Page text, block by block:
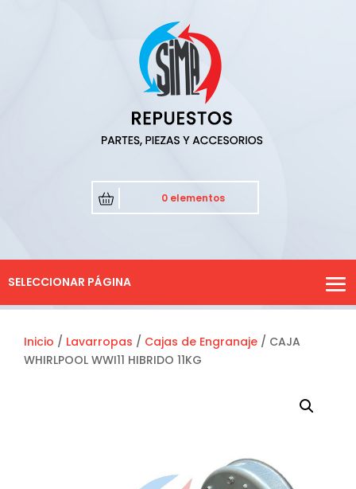
0 elementos
SELECCIONAR PÁGINA
Inicio / Lavarropas / Cajas de Engranaje / CAJA
WHIRLPOOL WWI11 HIBRIDO 11KG